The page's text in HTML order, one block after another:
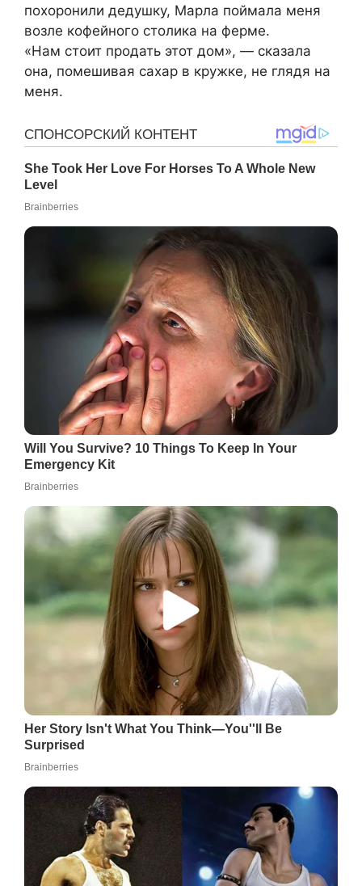
похоронили дедушку, Марла поймала меня
возле кофейного столика на ферме.
«Нам стоит продать этот дом», — сказала
она, помешивая сахар в кружке, не глядя на
меня.